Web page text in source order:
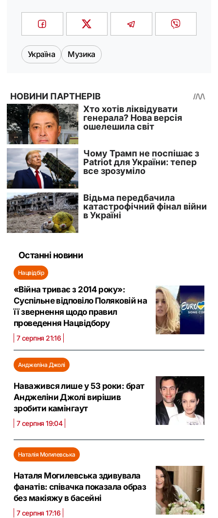
Україна Музика
Останні новини
Нацвідбір
«Війна триває з 2014 року»:
Суспільне відповіло Поляковій на
її звернення щодо правил
проведення Нацвідбору
7 серпня 21:16
Анджеліна Джолі
Наважився лише у 53 роки: брат
Анджеліни Джолі вирішив
зробити камінгаут
7 серпня 19:04
Наталія Могилевська
Наталя Могилевська здивувала
фанатів: співачка показала образ
без макіяжу в басейні
7 серпня 17:16